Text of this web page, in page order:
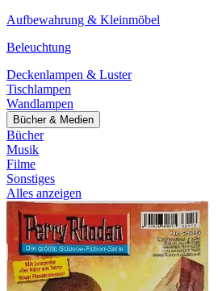
Aufbewahrung & Kleinmöbel
Beleuchtung
Deckenlampen & Luster
Tischlampen
Wandlampen
Bücher & Medien
Bücher
Musik
Filme
Sonstiges
Alles anzeigen